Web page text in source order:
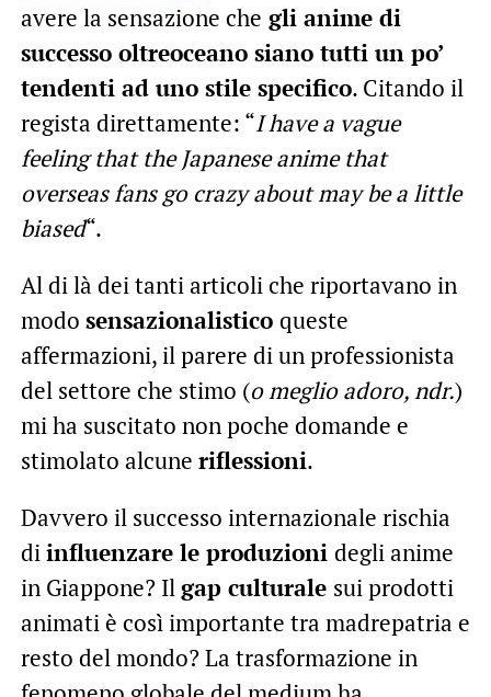
avere la sensazione che gli anime di
successo oltreoceano siano tutti un po’
tendenti ad uno stile specifico. Citando il
regista direttamente: “I have a vague
feeling that the Japanese anime that
overseas fans go crazy about may be a little
biased“.
Al di là dei tanti articoli che riportavano in
modo sensazionalistico queste
affermazioni, il parere di un professionista
del settore che stimo (o meglio adoro, ndr.)
mi ha suscitato non poche domande e
stimolato alcune riflessioni.
Davvero il successo internazionale rischia
diinfluenzare le produzioni degli anime
in Giappone? Ilgap culturale sui prodotti
animati è così importante tra madrepatria e
resto del mondo? La trasformazione in